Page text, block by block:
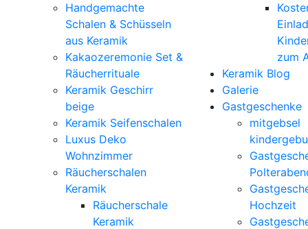
Handgemachte
Schalen & Schüsseln
aus Keramik
Kakaozeremonie Set &
Räucherrituale
Keramik Geschirr
beige
Keramik Seifenschalen
Luxus Deko
Wohnzimmer
Räucherschalen
Keramik
Räucherschale
Keramik
zum
Keramik Blog
Galerie
Gastgeschenke
mitgebsel
Hochzeit